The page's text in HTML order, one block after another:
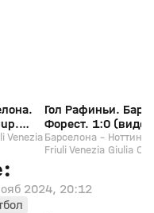
Venezia
Гол Рафиньи.
Форест. 1:0
Cup. Футбол
Барселона -
Friuli Venezia Giulia
2024, 20:12